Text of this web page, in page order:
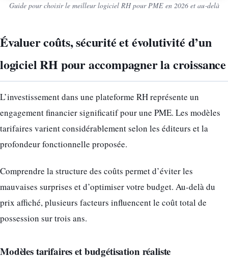
Guide pour choisir le meilleur logiciel RH pour PME en 2026 et au‑delà
Évaluer coûts, sécurité et évolutivité d’un
logiciel RH pour accompagner la croissance
L’investissement dans une plateforme RH représente un
engagement financier significatif pour une PME. Les modèles
tarifaires varient considérablement selon les éditeurs et la
profondeur fonctionnelle proposée.
Comprendre la structure des coûts permet d’éviter les
mauvaises surprises et d’optimiser votre budget. Au-delà du
prix affiché, plusieurs facteurs influencent le coût total de
possession sur trois ans.
Modèles tarifaires et budgétisation réaliste